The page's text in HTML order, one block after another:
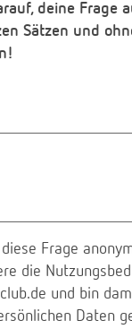
deine Frage
Sätzen und
Frage
die
und bin
Daten